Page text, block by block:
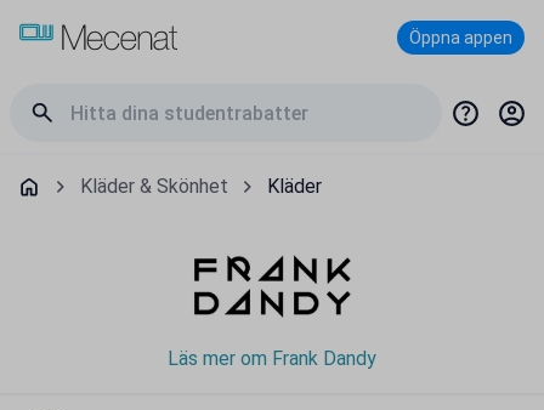
Öppna appen
Kläder & Skönhet Kläder
Läs mer om Frank Dandy